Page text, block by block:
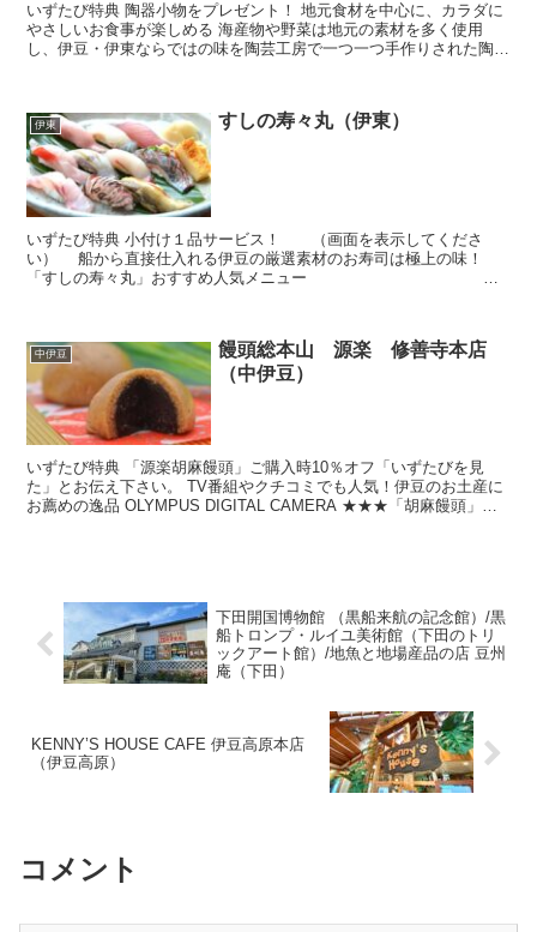
いずたび特典 陶器小物をプレゼント！ 地元食材を中心に、カラダに
やさしいお食事が楽しめる 海産物や野菜は地元の素材を多く使用
し、伊豆・伊東ならではの味を陶芸工房で一つ一つ手作りされた陶器
伊東 すしの寿々丸（伊東）
いずたび特典 小付け１品サービス！ （画面を表示してくださ
い） 船から直接仕入れる伊豆の厳選素材のお寿司は極上の味！
「すしの寿々丸」おすすめ人気メニュー ・
中伊豆
饅頭総本山 源楽 修善寺本店
（中伊豆）
いずたび特典 「源楽胡麻饅頭」ご購入時10％オフ「いずたびを見
た」とお伝え下さい。 TV番組やクチコミでも人気！伊豆のお土産に
お薦めの逸品 OLYMPUS DIGITAL CAMERA ★★★「胡麻饅頭」竹
下田開国博物館 （黒船来航の記念館）/黒
船トロンプ・ルイユ美術館（下田のトリ
ックアート館）/地魚と地場産品の店 豆州
庵（下田）
KENNY’S HOUSE CAFE 伊豆高原本店
（伊豆高原）
コメント